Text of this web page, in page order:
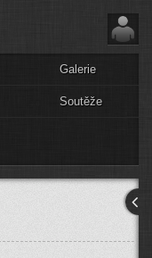
Galerie
Soutěže